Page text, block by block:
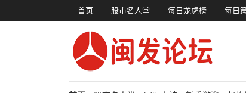
首页 股市名人堂 每日龙虎榜 每日